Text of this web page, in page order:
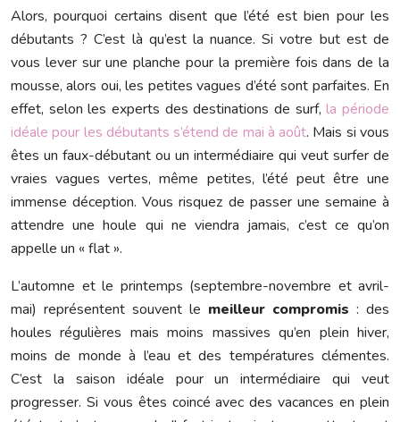
Alors, pourquoi certains disent que l’été est bien pour les
débutants ? C’est là qu’est la nuance. Si votre but est de
vous lever sur une planche pour la première fois dans de la
mousse, alors oui, les petites vagues d’été sont parfaites. En
effet, selon les experts des destinations de surf,la période
idéale pour les débutants s’étend de mai à août. Mais si vous
êtes un faux-débutant ou un intermédiaire qui veut surfer de
vraies vagues vertes, même petites, l’été peut être une
immense déception. Vous risquez de passer une semaine à
attendre une houle qui ne viendra jamais, c’est ce qu’on
appelle un « flat ».
L’automne et le printemps (septembre-novembre et avril-
mai) représentent souvent le meilleur compromis : des
houles régulières mais moins massives qu’en plein hiver,
moins de monde à l’eau et des températures clémentes.
C’est la saison idéale pour un intermédiaire qui veut
progresser. Si vous êtes coincé avec des vacances en plein